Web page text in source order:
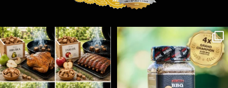
Udící špalíky - BORN TO SMOKE - různé druhy k...
5 0
Koření Suncity – autentická BBQ chuť u vás doma!...
1 0